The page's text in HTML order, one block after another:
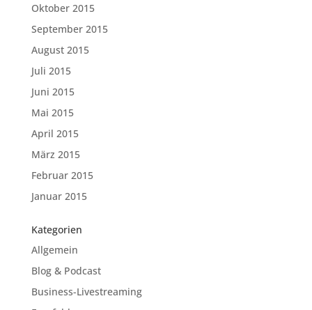
Oktober 2015
September 2015
August 2015
Juli 2015
Juni 2015
Mai 2015
April 2015
März 2015
Februar 2015
Januar 2015
Kategorien
Allgemein
Blog & Podcast
Business-Livestreaming